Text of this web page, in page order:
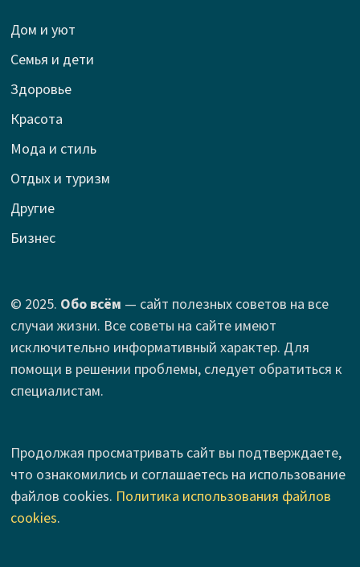
Дом и уют
Семья и дети
Здоровье
Красота
Мода и стиль
Отдых и туризм
Другие
Бизнес
© 2025. Обо всём — сайт полезных советов на все
случаи жизни. Все советы на сайте имеют
исключительно информативный характер. Для
помощи в решении проблемы, следует обратиться к
специалистам.
Продолжая просматривать сайт вы подтверждаете,
что ознакомились и соглашаетесь на использование
файлов cookies. Политика использования файлов
cookies.